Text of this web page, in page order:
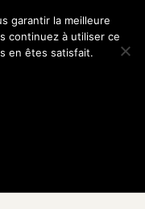
garantir la meilleure
continuez à utiliser ce
en êtes satisfait.